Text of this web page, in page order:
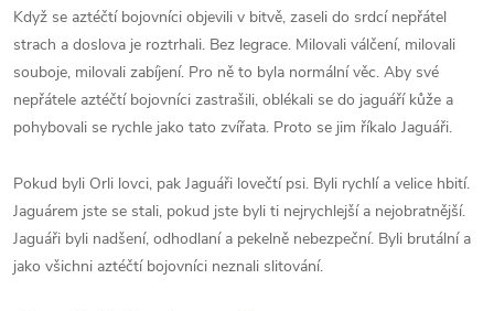
Když se aztéčtí bojovníci objevili v bitvě, zaseli do srdcí nepřátel
strach a doslova je roztrhali. Bez legrace. Milovali válčení, milovali
souboje, milovali zabíjení. Pro ně to byla normální věc. Aby své
nepřátele aztéčtí bojovníci zastrašili, oblékali se do jaguáří kůže a
pohybovali se rychle jako tato zvířata. Proto se jim říkalo Jaguáři.
Pokud byli Orli lovci, pak Jaguáři lovečtí psi. Byli rychlí a velice hbití.
Jaguárem jste se stali, pokud jste byli ti nejrychlejší a nejobratnější.
Jaguáři byli nadšení, odhodlaní a pekelně nebezpeční. Byli brutální a
jako všichni aztéčtí bojovníci neznali slitování.